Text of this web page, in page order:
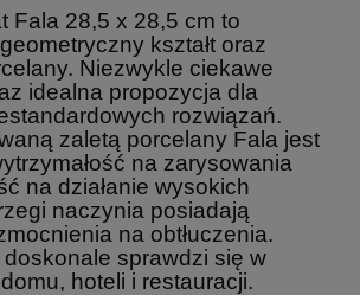
Fala 28,5 x 28,5 cm to
kształt oraz
Niezwykle ciekawe
idealna propozycja dla
rozwiązań.
zaletą porcelany Fala jest
na zarysowania
na działanie wysokich
naczynia posiadają
na obtłuczenia.
sprawdzi się w
hoteli i restauracji.